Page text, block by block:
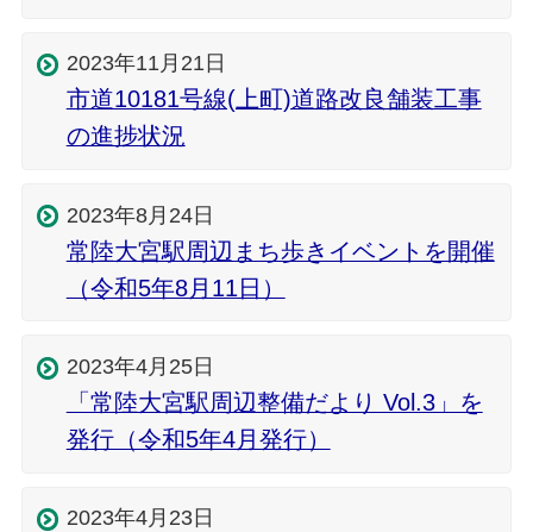
2023年11月21日
市道10181号線(上町)道路改良舗装工事
の進捗状況
2023年8月24日
常陸大宮駅周辺まち歩きイベントを開催
（令和5年8月11日）
2023年4月25日
「常陸大宮駅周辺整備だより Vol.3」を
発行（令和5年4月発行）
2023年4月23日